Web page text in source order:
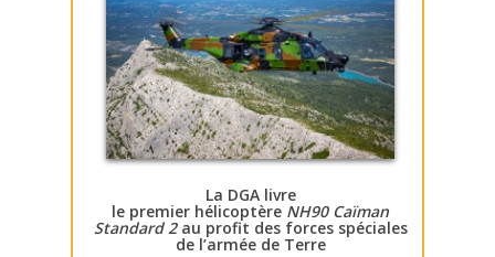
La DGA livre
le premier hélicoptère NH90 Caïman
Standard 2au profit des forces spéciales
de l’armée de Terre